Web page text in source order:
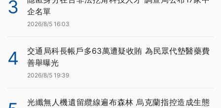
3
企名單
2026/8/5 16:03
4
交通局科長帳戶多63萬遭疑收賄 為民眾代墊醫藥費
善舉曝光
2026/8/5 19:39
光纖無人機遺留纜線遍布森林 烏克蘭指控造成生態